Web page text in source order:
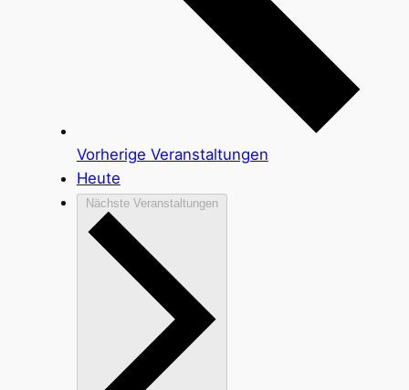
Vorherige Veranstaltungen
Heute
Nächste Veranstaltungen